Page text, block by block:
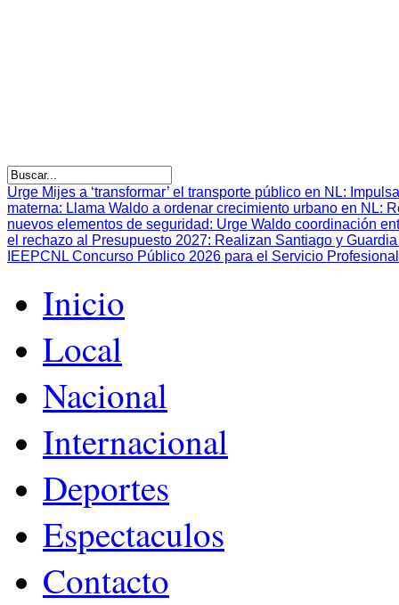
Urge Mijes a ‘transformar’ el transporte público en NL:
materna: Llama Waldo a ordenar crecimiento urbano en NL:
nuevos elementos de seguridad: Urge Waldo coordinación
el rechazo al Presupuesto 2027: Realizan Santiago y
IEEPCNL Concurso Público 2026 para el Servicio
Inicio
Local
Nacional
Internacional
Deportes
Espectaculos
Contacto